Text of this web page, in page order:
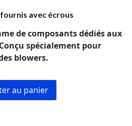
avec écrous
de composants dédiés aux
spécialement pour
blowers.
au panier